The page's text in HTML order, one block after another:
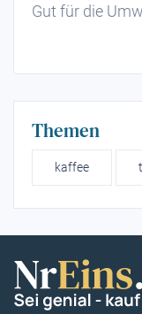
Gut für die
Themen
kaffee